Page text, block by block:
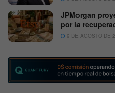
JPMorgan
por la
9 DE AGOSTO DE